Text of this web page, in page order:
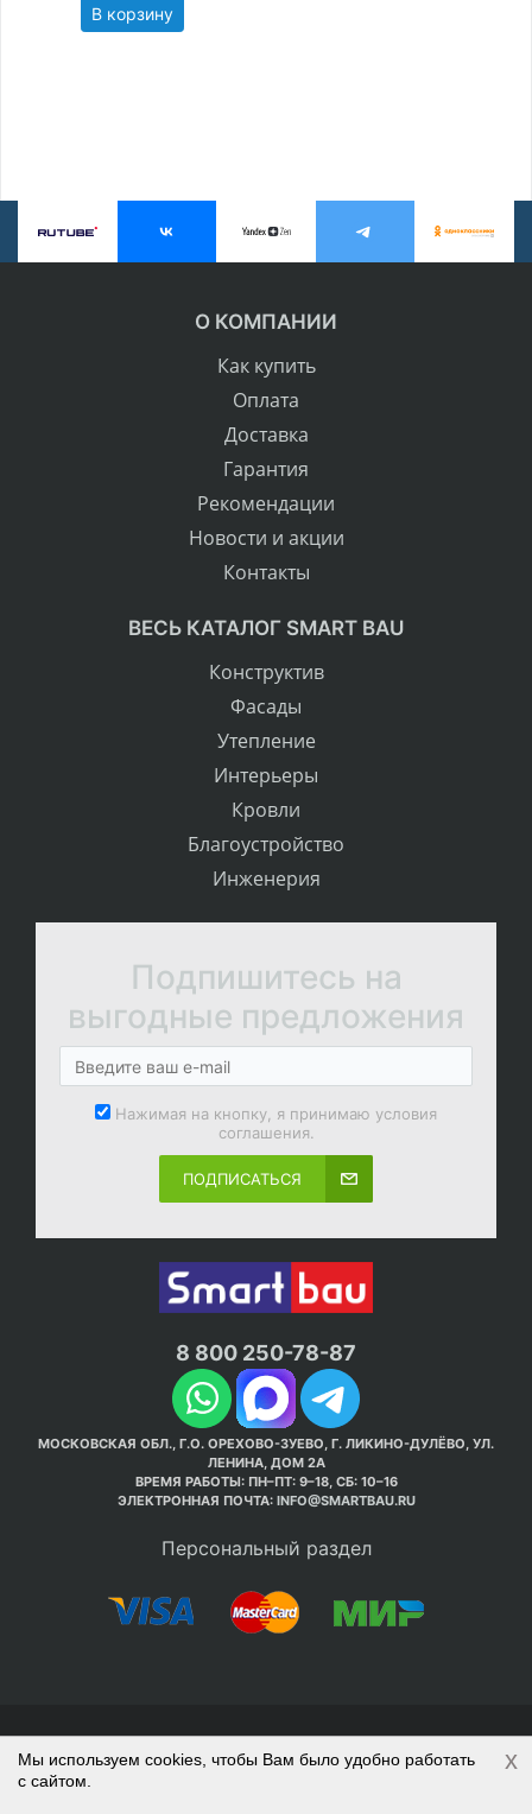
В корзину
О КОМПАНИИ
Как купить
Оплата
Доставка
Гарантия
Рекомендации
Новости и акции
Контакты
ВЕСЬ КАТАЛОГ SMART BAU
Конструктив
Фасады
Утепление
Интерьеры
Кровли
Благоустройство
Инженерия
Подпишитесь на
выгодные предложения
Нажимая на кнопку, я принимаю условия
соглашения.
ПОДПИСАТЬСЯ
8 800 250-78-87
МОСКОВСКАЯ ОБЛ., Г.О. ОРЕХОВО-ЗУЕВО, Г. ЛИКИНО-ДУЛЁВО, УЛ.
ЛЕНИНА, ДОМ 2А
ВРЕМЯ РАБОТЫ: ПН–ПТ: 9–18, СБ: 10–16
ЭЛЕКТРОННАЯ ПОЧТА: INFO@SMARTBAU.RU
Персональный раздел
© Интернет-магазин Smart Bau ’2003-2026. Стройте
правильно с 1-го раза.
Политика обработки персональных данных
Мы используем cookies, чтобы Вам было удобно работать
с сайтом.
x